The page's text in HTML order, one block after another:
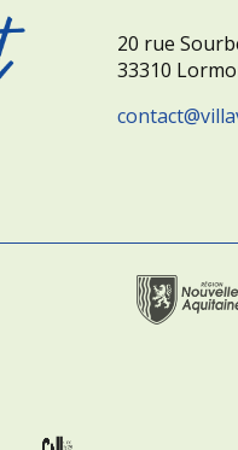
20 rue
33310
contact